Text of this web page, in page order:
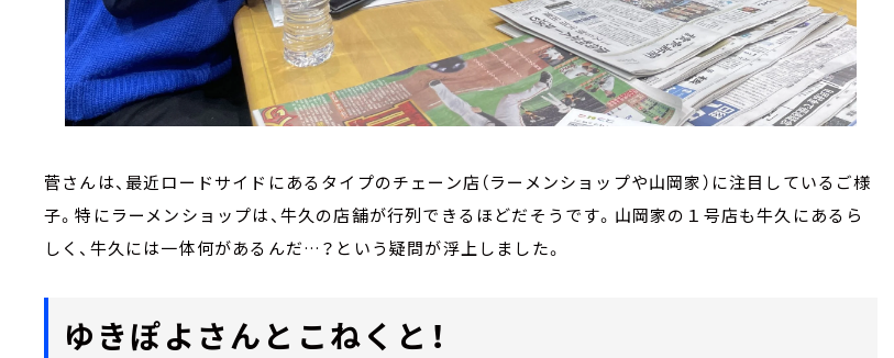
菅さんは、最近ロードサイドにあるタイプのチェーン店（ラーメンショップや山岡家）に注目しているご様
子。特にラーメンショップは、牛久の店舗が行列できるほどだそうです。山岡家の１号店も牛久にあるら
しく、牛久には一体何があるんだ…？という疑問が浮上しました。
ゆきぽよさんとこねくと！